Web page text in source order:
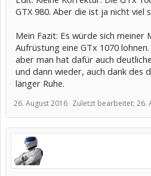
GTX 980. Aber die ist ja nicht viel
Mein Fazit: Es würde sich meiner
Aufrüstung eine GTx 1070
aber man hat dafür auch
und dann wieder, auch dank des
länger Ruhe.
26. August 2016 Zuletzt bearbeitet: 26.